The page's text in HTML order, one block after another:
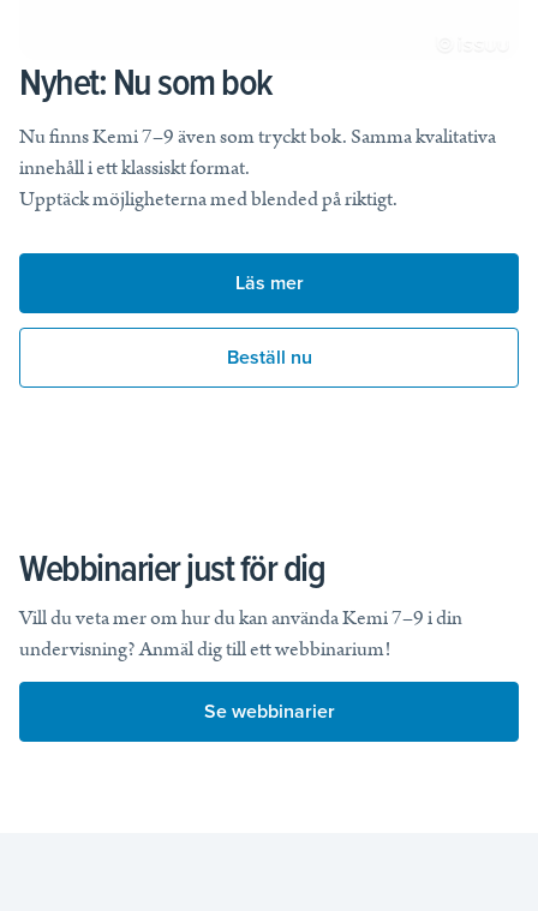
Nyhet: Nu som bok
Nu finns Kemi 7–9 även som tryckt bok. Samma kvalitativa
innehåll i ett klassiskt format.
Upptäck möjligheterna med blended på riktigt.
Läs mer
Beställ nu
Webbinarier just för dig
Vill du veta mer om hur du kan använda Kemi 7–9 i din
undervisning? Anmäl dig till ett webbinarium!
Se webbinarier